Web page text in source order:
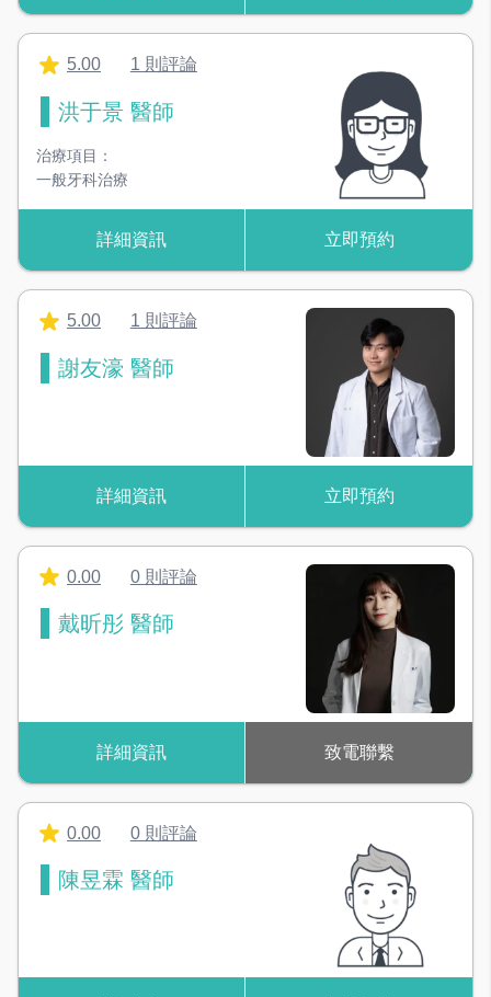
冷光美白機
加速美白藥劑的反應，達到美白效果
5.00 1 則評論
洪于景 醫師
治療項目：
一般牙科治療
詳細資訊 立即預約
5.00 1 則評論
謝友濠 醫師
詳細資訊 立即預約
0.00 0 則評論
戴昕彤 醫師
詳細資訊 致電聯繫
0.00 0 則評論
陳昱霖 醫師